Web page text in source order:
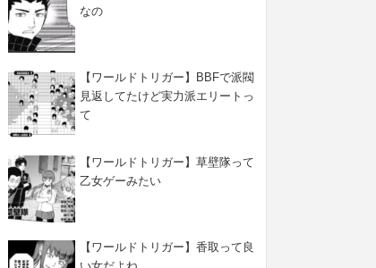
なの
【ワールドトリガー】BBFで派閥
見返してたけど実力派エリートっ
て
【ワールドトリガー】草壁隊って
乙女ゲーみたい
【ワールドトリガー】香取って良